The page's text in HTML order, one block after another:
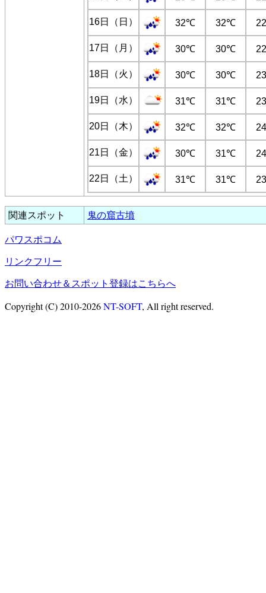
16日（日） 32℃ 32℃
17日（月） 30℃ 30℃
18日（火） 30℃ 30℃
19日（水） 31℃ 31℃
20日（木） 32℃ 32℃
21日（金） 30℃ 31℃
22日（土） 31℃ 31℃
関連スポット 鬼の窟古墳
パワスポコム
リンクフリー
お問い合わせ＆スポット登録はこちらへ
Copyright (C) 2010-2026NT-SOFT, All right reserved.